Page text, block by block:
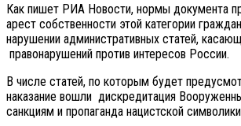
Как пишет РИА Новости, нормы документа
арест собственности этой категории
нарушении административных статей,
правонарушений против интересов России.
В числе статей, по которым будет
наказание вошли дискредитация
санкциям и пропаганда нацистской